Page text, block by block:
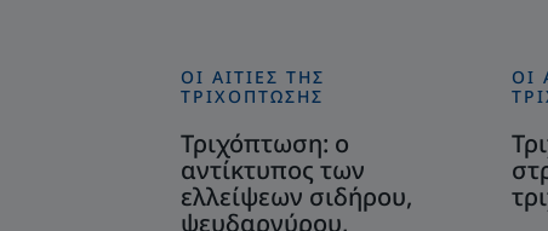
Ανακαλύψτε
ο
αντίκτυπος
των
ΟΙ ΑΙΤΊΕΣ ΤΗΣ
ΤΡΙΧΌΠΤΩΣΗΣ
Τριχόπτωση: ο
αντίκτυπος των
ελλείψεων σιδήρου,
ψευδαργύρου,
ΟΙ